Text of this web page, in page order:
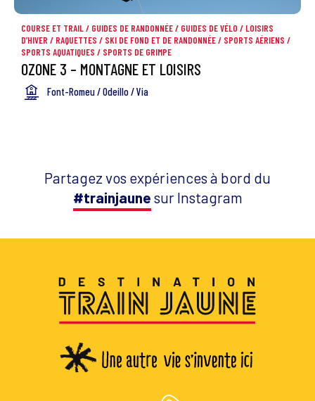
COURSE ET TRAIL/ GUIDES DE RANDONNÉE/ GUIDES DE VÉLO / LOISIRS
D’HIVER / RAQUETTES / SKI DE FOND ET DE RANDONNÉE/ SPORTS AÉRIENS /
SPORTS AQUATIQUES / SPORTS DE GRIMPE
OZONE 3 – MONTAGNE ET LOISIRS
Font-Romeu / Odeillo / Via
Partagez vos expériences à bord du
#trainjaune sur Instagram